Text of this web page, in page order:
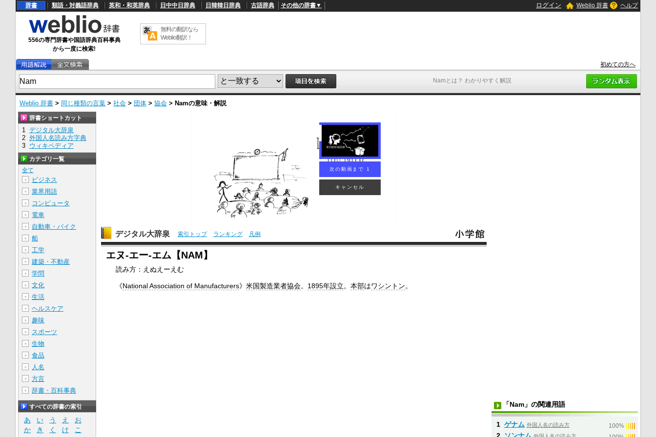
Namとは？ わかりやすく解説
辞書 類語・対義語辞典 英和・和英辞典 日中中日辞典 日韓韓日辞典 古語辞典 その他の辞書▼ ログイン Weblio 辞書 ヘルプ
556の専門辞書や国語辞典百科事典
から一度に検索!
無料の翻訳なら
Weblio翻訳！
初めての方へ
Weblio 辞書 > 同じ種類の言葉 > 社会 > 団体 > 協会 > Namの意味・解説
デジタル大辞泉 索引トップ ランキング 凡例
エヌ‐エー‐エム【NAM】
読み方：えぬえーえむ
《National Association of Manufacturers》米国製造業者協会。 1895年設立。本部はワシントン。
辞書ショートカット
1 デジタル大辞泉
2 外国人名読み方字典
3 ウィキペディア
カテゴリ一覧
全て
＋
ビジネス
＋ 業界用語
＋ コンピュータ
＋ 電車
＋ 自動車・バイク
＋ 船
＋ 工学
＋ 建築・不動産
＋ 学問
＋ 文化
＋ 生活
＋ ヘルスケア
＋ 趣味
＋ スポーツ
＋ 生物
＋ 食品
＋ 人名
＋ 方言
＋ 辞書・百科事典
すべての辞書の索引
あ い う え
お
か
き く け
こ
「Nam」の関連用語
1 ゲナム 外国人名の読み方 100%